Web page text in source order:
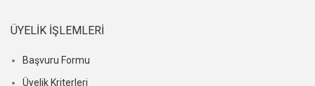
ÜYELIK İŞLEMLERI
Başvuru Formu
Üyelik Kriterleri